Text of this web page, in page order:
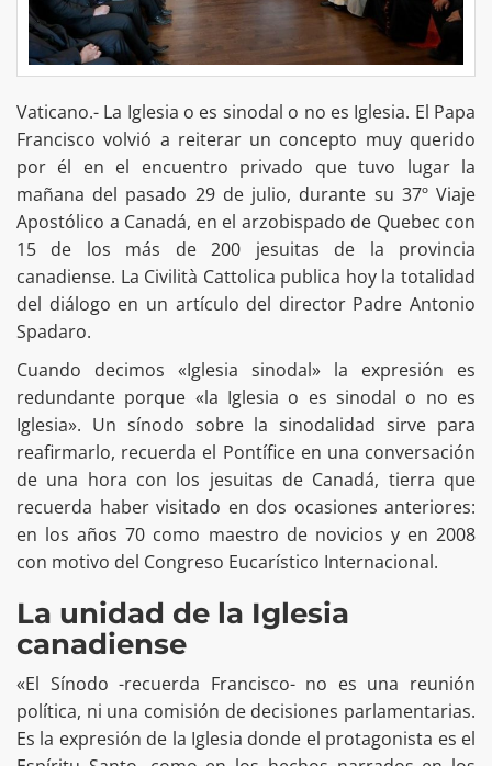
Vaticano.- La Iglesia o es sinodal o no es Iglesia. El Papa
Francisco volvió a reiterar un concepto muy querido
por él en el encuentro privado que tuvo lugar la
mañana del pasado 29 de julio, durante su 37º Viaje
Apostólico a Canadá, en el arzobispado de Quebec con
15 de los más de 200 jesuitas de la provincia
canadiense. La Civilità Cattolica publica hoy la totalidad
del diálogo en un artículo del director Padre Antonio
Spadaro.
Cuando decimos «Iglesia sinodal» la expresión es
redundante porque «la Iglesia o es sinodal o no es
Iglesia». Un sínodo sobre la sinodalidad sirve para
reafirmarlo, recuerda el Pontífice en una conversación
de una hora con los jesuitas de Canadá, tierra que
recuerda haber visitado en dos ocasiones anteriores:
en los años 70 como maestro de novicios y en 2008
con motivo del Congreso Eucarístico Internacional.
La unidad de la Iglesia
canadiense
«El Sínodo -recuerda Francisco- no es una reunión
política, ni una comisión de decisiones parlamentarias.
Es la expresión de la Iglesia donde el protagonista es el